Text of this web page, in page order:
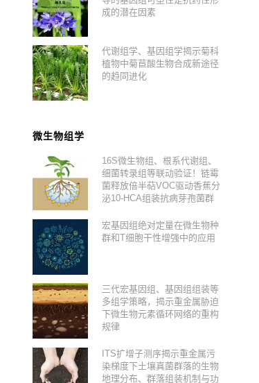
成的潜在因素
代谢组学、基因组学揭示菊科
植物中菊苣酸生物合成新途径
的趋同进化
微生物组学
16S微生物组、根系代谢组、
细菌转录组等联动验证！链霉
菌释放倍半萜VOC驱动香蕉分
泌10-HCA组装抗病芽孢菌群
宏基因组绝对定量在微生物种
群和T细胞干性增强中的应用
三代宏基因组、基因组组装等
多组学策略，揭示重金属胁迫
下微生物元素循环网络的重构
规律
ITS扩增子测序揭示重金属污
染梯度下土壤真菌群落的生物
地理分布、群落组装机制与功